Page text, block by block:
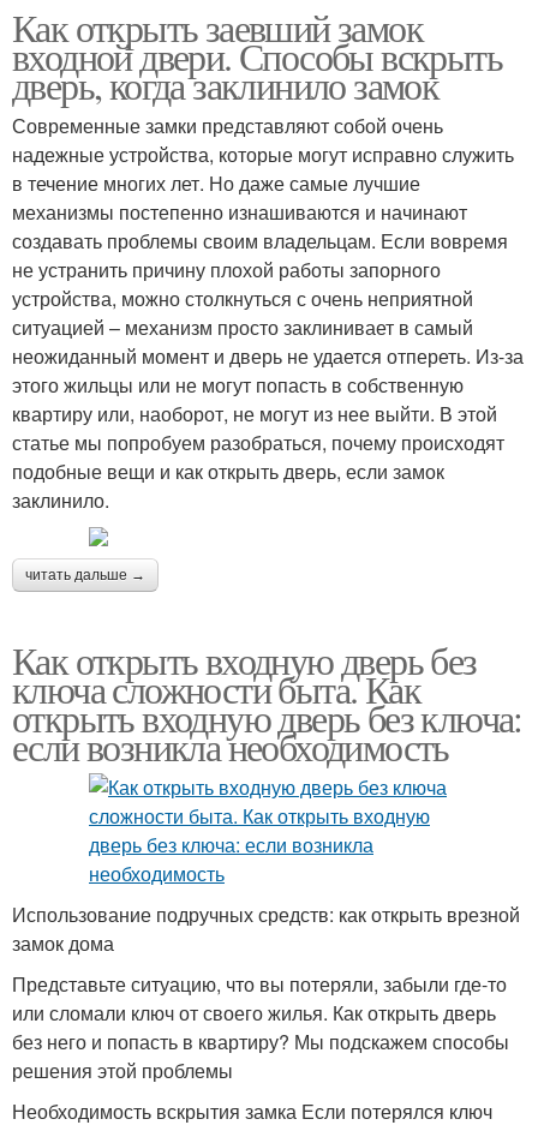
Как открыть заевший замок
входной двери. Способы вскрыть
дверь, когда заклинило замок
Современные замки представляют собой очень
надежные устройства, которые могут исправно служить
в течение многих лет. Но даже самые лучшие
механизмы постепенно изнашиваются и начинают
создавать проблемы своим владельцам. Если вовремя
не устранить причину плохой работы запорного
устройства, можно столкнуться с очень неприятной
ситуацией – механизм просто заклинивает в самый
неожиданный момент и дверь не удается отпереть. Из-за
этого жильцы или не могут попасть в собственную
квартиру или, наоборот, не могут из нее выйти. В этой
статье мы попробуем разобраться, почему происходят
подобные вещи и как открыть дверь, если замок
заклинило.
читать дальше →
Как открыть входную дверь без
ключа сложности быта. Как
открыть входную дверь без ключа:
если возникла необходимость
Использование подручных средств: как открыть врезной
замок дома
Представьте ситуацию, что вы потеряли, забыли где-то
или сломали ключ от своего жилья. Как открыть дверь
без него и попасть в квартиру? Мы подскажем способы
решения этой проблемы
Необходимость вскрытия замка Если потерялся ключ